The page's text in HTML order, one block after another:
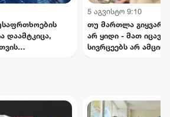
დაამტკიცა,
5 აგვისტო 9:10
თუ მართლა გიყვარს
არ ყიდი - მათ იცავ.
სივრცეებს არ